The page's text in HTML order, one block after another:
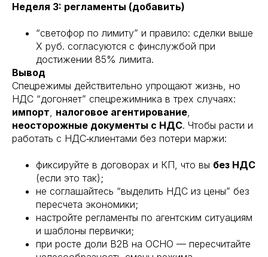
Неделя 3: регламенты (добавить)
“светофор по лимиту” и правило: сделки выше
X руб. согласуются с финслужбой при
достижении 85% лимита.
Вывод
Спецрежимы действительно упрощают жизнь, но
НДС “догоняет” спецрежимника в трех случаях:
импорт, налоговое агентирование,
неосторожные документы с НДС. Чтобы расти и
работать с НДС‑клиентами без потери маржи:
фиксируйте в договорах и КП, что вы без НДС
(если это так);
не соглашайтесь “выделить НДС из цены” без
пересчета экономики;
настройте регламенты по агентским ситуациям
и шаблоны первички;
при росте доли B2B на ОСНО — пересчитайте